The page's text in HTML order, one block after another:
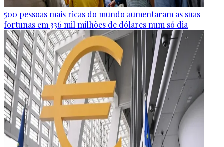
500 pessoas mais ricas do mundo aumentaram as suas
fortunas em 336 mil milhões de dólares num só dia